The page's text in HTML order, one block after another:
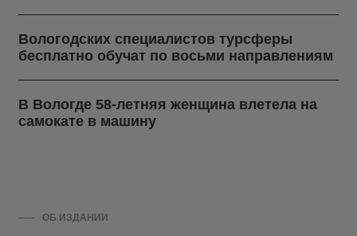
Вологодских специалистов турсферы
бесплатно обучат по восьми направлениям
В Вологде 58-летняя женщина влетела на
самокате в машину
ОБ ИЗДАНИИ